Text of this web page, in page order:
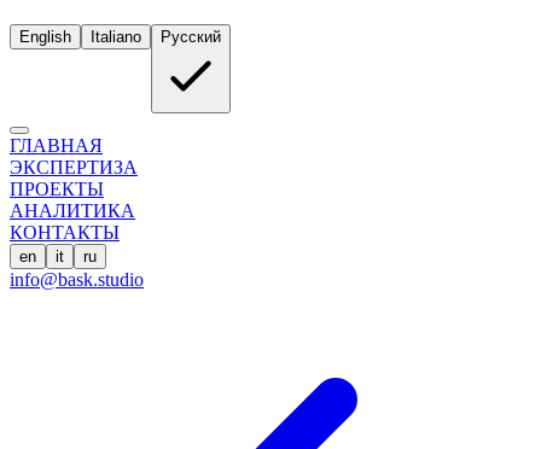
English Italiano Русский
ГЛАВНАЯ
ЭКСПЕРТИЗА
ПРОЕКТЫ
АНАЛИТИКА
КОНТАКТЫ
en it ru
info@bask.studio